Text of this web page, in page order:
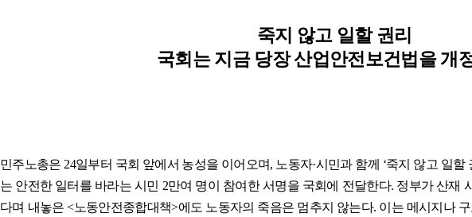
죽지 않고 일할 권리
국회는 지금 당장 산업안전보건법을 개
민주노총은 24일부터 국회 앞에서 농성을 이어오며, 노동자·시민과 함께 ‘죽지 않고 일할
는 안전한 일터를 바라는 시민 2만여 명이 참여한 서명을 국회에 전달한다. 정부가 산재
다며 내놓은<노동안전종합대책>에도 노동자의 죽음은 멈추지 않는다. 이는 메시지나